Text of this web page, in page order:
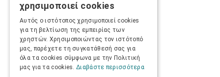
χρησιμοποιεί cookies
Αυτός ο ιστότοπος χρησιμοποιεί cookies
για τη βελτίωση της εμπειρίας των
χρηστών. Χρησιμοποιώντας τον ιστότοπό
μας, παρέχετε τη συγκατάθεσή σας για
όλα τα cookies σύμφωνα με την Πολιτική
μας για τα cookies. Διαβάστε περισσότερα